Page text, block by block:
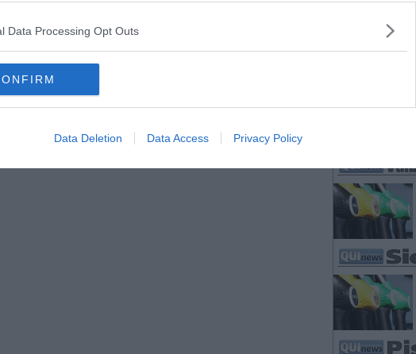
Data Processing Opt Outs
Data Deletion Data Access Privacy Policy